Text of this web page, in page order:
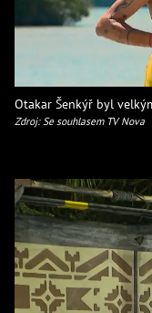
Otakar Šenkýř byl
Zdroj: Se souhlasem TV Nova